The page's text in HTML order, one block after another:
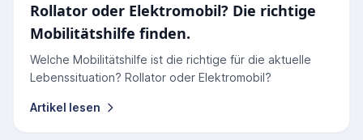
Rollator oder Elektromobil? Die richtige
Mobilitätshilfe finden.
Welche Mobilitätshilfe ist die richtige für die aktuelle
Lebenssituation? Rollator oder Elektromobil?
Artikel lesen